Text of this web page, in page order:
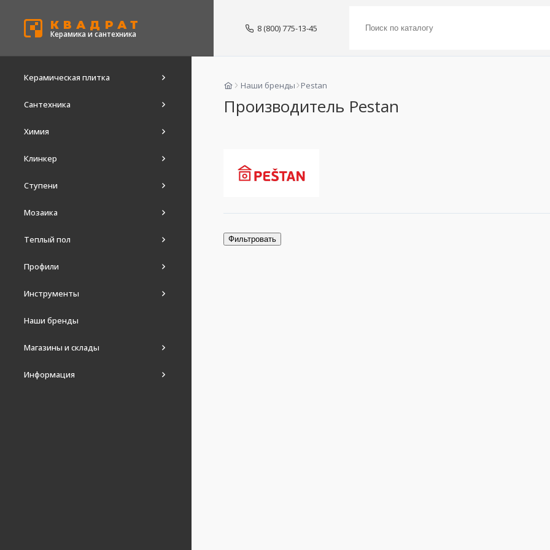
КВАДРАТ
Керамика и сантехника
8 (800) 775-13-45
Керамическая плитка
Сантехника
Химия
Клинкер
Ступени
Мозаика
Теплый пол
Профили
Инструменты
Наши бренды
Магазины и склады
Информация
Наши бренды Pestan
Производитель Pestan
Фильтровать